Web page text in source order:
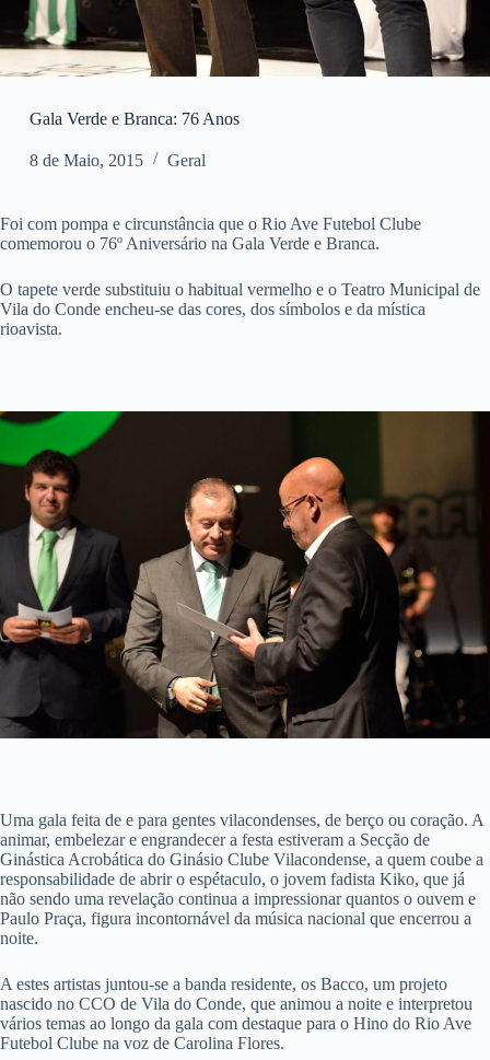
Gala Verde e Branca: 76 Anos
8 de Maio, 2015 Geral
Foi com pompa e circunstância que o Rio Ave Futebol Clube
comemorou o 76º Aniversário na Gala Verde e Branca.
O tapete verde substituiu o habitual vermelho e o Teatro Municipal de
Vila do Conde encheu-se das cores, dos símbolos e da mística
rioavista.
Uma gala feita de e para gentes vilacondenses, de berço ou coração. A
animar, embelezar e engrandecer a festa estiveram a Secção de
Ginástica Acrobática do Ginásio Clube Vilacondense, a quem coube a
responsabilidade de abrir o espétaculo, o jovem fadista Kiko, que já
não sendo uma revelação continua a impressionar quantos o ouvem e
Paulo Praça, figura incontornável da música nacional que encerrou a
noite.
A estes artistas juntou-se a banda residente, os Bacco, um projeto
nascido no CCO de Vila do Conde, que animou a noite e interpretou
vários temas ao longo da gala com destaque para o Hino do Rio Ave
Futebol Clube na voz de Carolina Flores.